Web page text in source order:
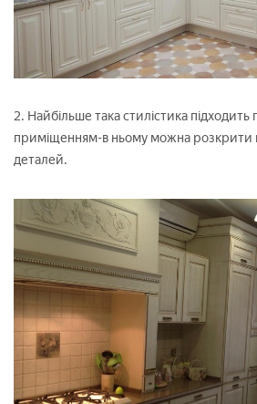
2. Найбільше така стилістика
приміщенням-в ньому можна розкрити
деталей.